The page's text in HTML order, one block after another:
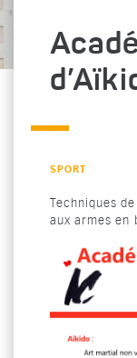
CATÉGORIE : "
SPORT
Techniques
aux armes en